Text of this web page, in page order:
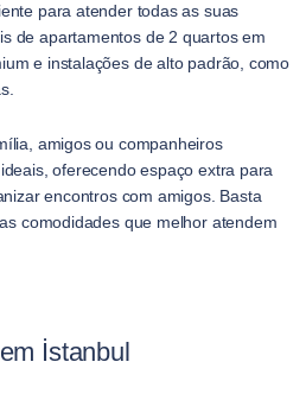
para atender todas as suas
de apartamentos de 2 quartos em
e instalações de alto padrão, como
amigos ou companheiros
oferecendo espaço extra para
encontros com amigos. Basta
comodidades que melhor atendem
İstanbul